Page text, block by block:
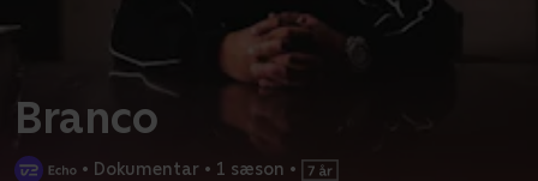
Branco
• Dokumentar • 1 sæson •